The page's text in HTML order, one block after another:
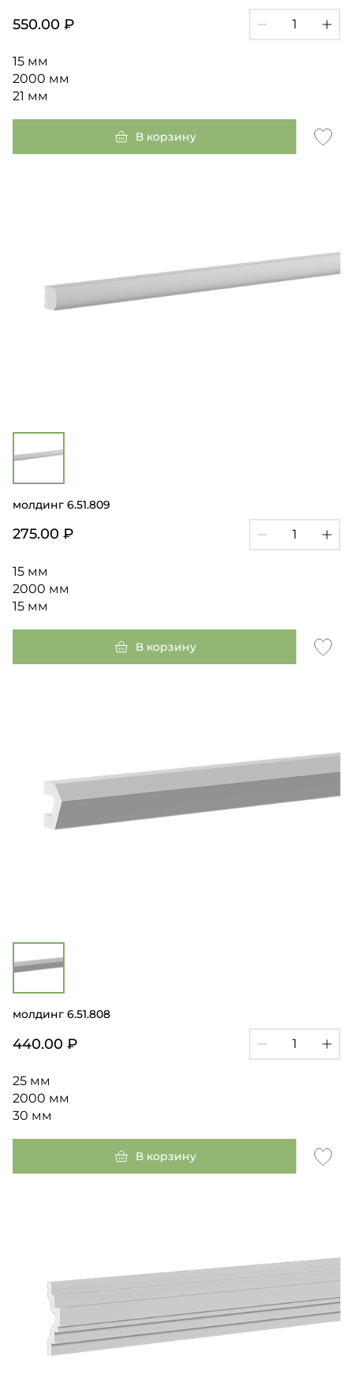
550.00 ₽
15 мм
2000 мм
21 мм
В корзину
молдинг 6.51.809
275.00 ₽
15 мм
2000 мм
15 мм
В корзину
молдинг 6.51.808
440.00 ₽
25 мм
2000 мм
30 мм
В корзину